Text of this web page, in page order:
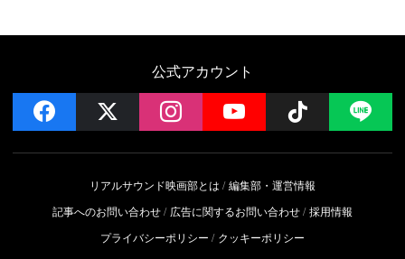
公式アカウント
facebook instagramYouTube Follow
リアルサウンド映画部とは
編集部・運営情報
記事へのお問い合わせ
広告に関するお問い合わせ 採用情報
プライバシーポリシー
クッキーポリシー